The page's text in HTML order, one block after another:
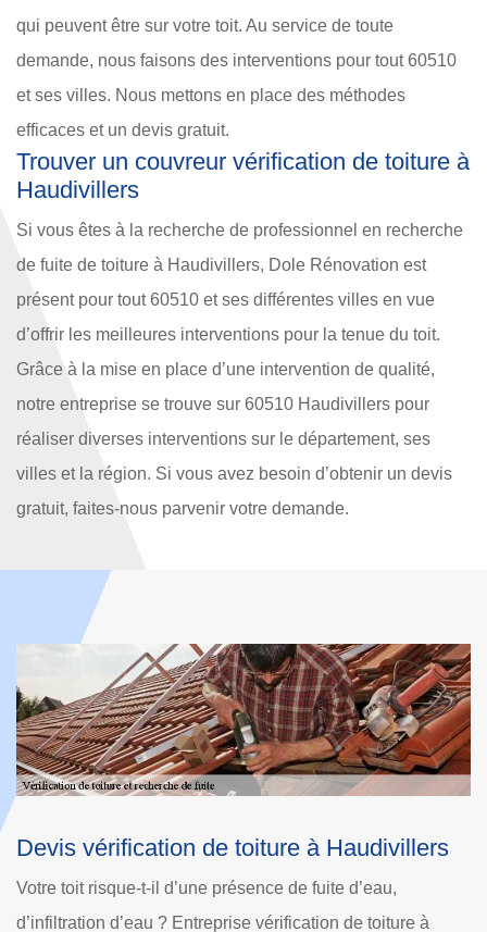
qui peuvent être sur votre toit. Au service de toute
demande, nous faisons des interventions pour tout 60510
et ses villes. Nous mettons en place des méthodes
efficaces et un devis gratuit.
Trouver un couvreur vérification de toiture à
Haudivillers
Si vous êtes à la recherche de professionnel en recherche
de fuite de toiture à Haudivillers, Dole Rénovation est
présent pour tout 60510 et ses différentes villes en vue
d’offrir les meilleures interventions pour la tenue du toit.
Grâce à la mise en place d’une intervention de qualité,
notre entreprise se trouve sur 60510 Haudivillers pour
réaliser diverses interventions sur le département, ses
villes et la région. Si vous avez besoin d’obtenir un devis
gratuit, faites-nous parvenir votre demande.
Les travaux de recherche des fuites de
à Haudivillers
Les travaux de recherche des fuites de toit des maisons